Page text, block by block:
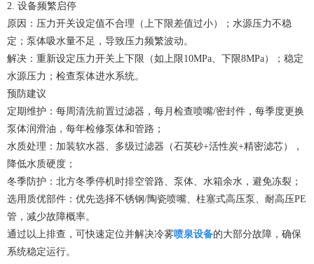
2. 设备频繁启停
原因：压力开关设定值不合理（上下限差值过小）；水源压力不稳
定；泵体吸水量不足，导致压力频繁波动。
解决：重新设定压力开关上下限（如上限10MPa、下限8MPa）；稳定
水源压力；检查泵体进水系统。
预防建议
定期维护：每周清洗前置过滤器，每月检查喷嘴/密封件，每季度更换
泵体润滑油，每年检修泵体和管路；
水质处理：加装软水器、多级过滤器（石英砂+活性炭+精密滤芯），
降低水质硬度；
冬季防护：北方冬季停机时排空管路、泵体、水箱余水，避免冻裂；
选用质优部件：优先选择不锈钢/陶瓷喷嘴、柱塞式高压泵、耐高压PE
管，减少故障概率。
通过以上排查，可快速定位并解决冷雾喷泉设备的大部分故障，确保
系统稳定运行。